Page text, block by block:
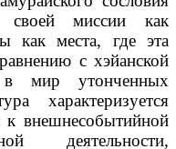
своей миссии как
как места, где эта
с хэйанской
в мир утонченных
характеризуется
к внешнесобытийной
деятельности,